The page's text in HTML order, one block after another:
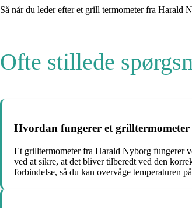
Så når du leder efter et grill termometer fra Harald
Ofte stillede
Hvordan fungerer et
Et grilltermometer fra Harald Nyborg fungerer
ved at sikre, at det bliver tilberedt ved den
forbindelse, så du kan overvåge temperaturen